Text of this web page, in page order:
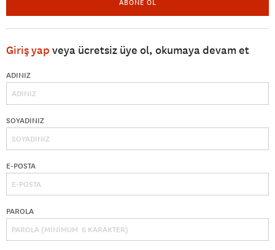
ABONE OL
Giriş yap veya ücretsiz üye ol, okumaya devam et
ADINIZ
SOYADINIZ
E-POSTA
PAROLA